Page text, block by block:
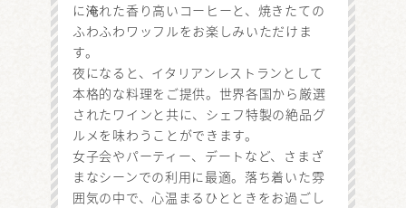
に淹れた香り高いコーヒーと、焼きたての
ふわふわワッフルをお楽しみいただけま
す。
夜になると、イタリアンレストランとして
本格的な料理をご提供。世界各国から厳選
されたワインと共に、シェフ特製の絶品グ
ルメを味わうことができます。
女子会やパーティー、デートなど、さまざ
まなシーンでの利用に最適。落ち着いた雰
囲気の中で、心温まるひとときをお過ごし